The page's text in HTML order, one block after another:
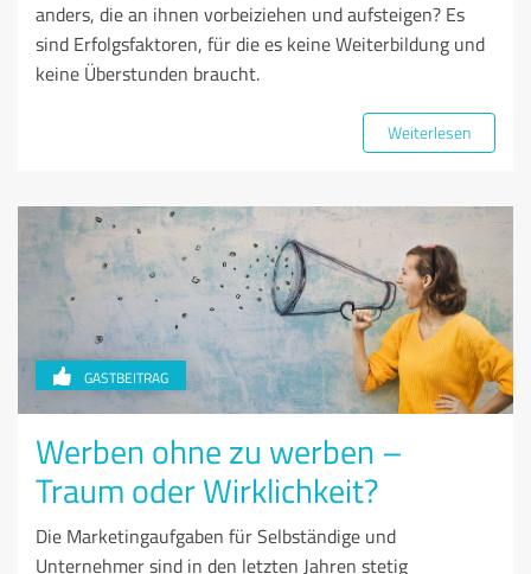
anders, die an ihnen vorbeiziehen und aufsteigen? Es
sind Erfolgsfaktoren, für die es keine Weiterbildung und
keine Überstunden braucht.
Weiterlesen
GASTBEITRAG
Werben ohne zu werben –
Traum oder Wirklichkeit?
Die Marketingaufgaben für Selbständige und
Unternehmer sind in den letzten Jahren stetig